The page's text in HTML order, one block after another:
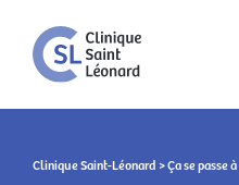
Clinique Saint-Léonard > Ça se passe